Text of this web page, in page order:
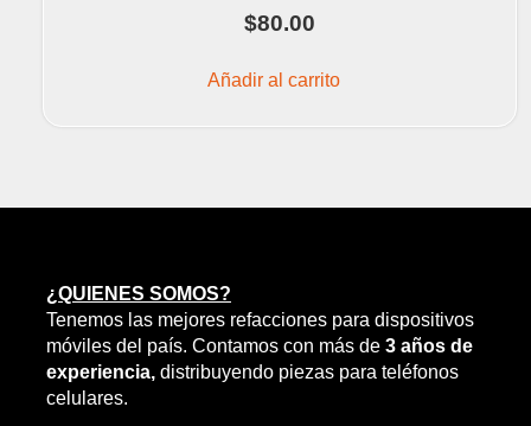
$80.00
Añadir al carrito
¿QUIENES SOMOS?
Tenemos las mejores refacciones para dispositivos
móviles del país. Contamos con más de 3 años de
experiencia, distribuyendo piezas para teléfonos
celulares.